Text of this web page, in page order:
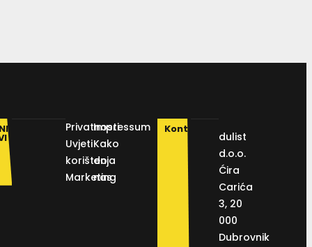
Privatnosti
Uvjeti
korištenja
Marketing
Impressum
Kako
do
nas
Kontakt
dulist
d.o.o.
Ćira
Carića
3, 20
000
Dubrovnik